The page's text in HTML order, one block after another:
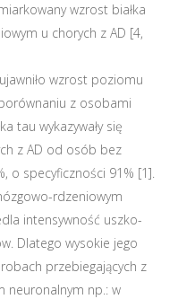
wzrost białka
u chorych z AD [4,
wzrost poziomu
z osobami
tau wykazywały się
z AD od osób bez
o specyficzności 91% [1].
rdzeniowym
intensywność uszko-
Dlatego wysokie jego
przebiegających z
neuronalnym np.: w